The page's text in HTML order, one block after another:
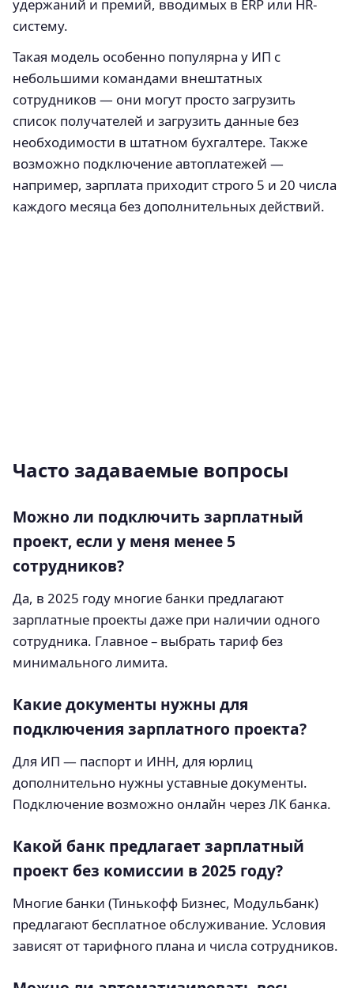
удержаний и премий, вводимых в ERP или HR-
систему.
Такая модель особенно популярна у ИП с
небольшими командами внештатных
сотрудников — они могут просто загрузить
список получателей и загрузить данные без
необходимости в штатном бухгалтере. Также
возможно подключение автоплатежей —
например, зарплата приходит строго 5 и 20 числа
каждого месяца без дополнительных действий.
Часто задаваемые вопросы
Можно ли подключить зарплатный
проект, если у меня менее 5
сотрудников?
Да, в 2025 году многие банки предлагают
зарплатные проекты даже при наличии одного
сотрудника. Главное – выбрать тариф без
минимального лимита.
Какие документы нужны для
подключения зарплатного проекта?
Для ИП — паспорт и ИНН, для юрлиц
дополнительно нужны уставные документы.
Подключение возможно онлайн через ЛК банка.
Какой банк предлагает зарплатный
проект без комиссии в 2025 году?
Многие банки (Тинькофф Бизнес, Модульбанк)
предлагают бесплатное обслуживание. Условия
зависят от тарифного плана и числа сотрудников.